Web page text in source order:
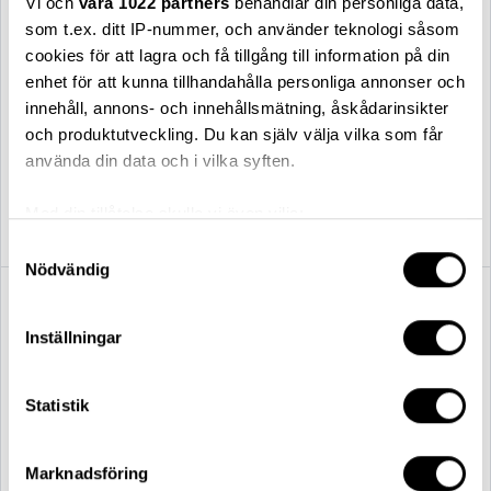
som t.ex. ditt IP-nummer, och använder teknologi såsom
cookies för att lagra och få tillgång till information på din
enhet för att kunna tillhandahålla personliga annonser och
innehåll, annons- och innehållsmätning, åskådarinsikter
och produktutveckling. Du kan själv välja vilka som får
använda din data och i vilka syften.
som kan ha en noggrannhet på upp till flera meter
Ta reda på mer om hur dina personliga uppgifter
Du kan ändra eller dra tillbaka ditt samtycke när som
Vi använder enhetsidentifierare för att anpassa innehållet
Nödvändig
Inställningar
Statistik
Marknadsföring
Louis Poulsen
44 100,00 kr
Louis Poulsen
12 755,00 kr